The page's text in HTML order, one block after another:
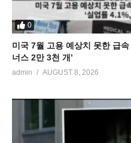
0
미국 7월 고용 예상치 못한 급
너스 2만 3천 개’
admin AUGUST 8, 2026